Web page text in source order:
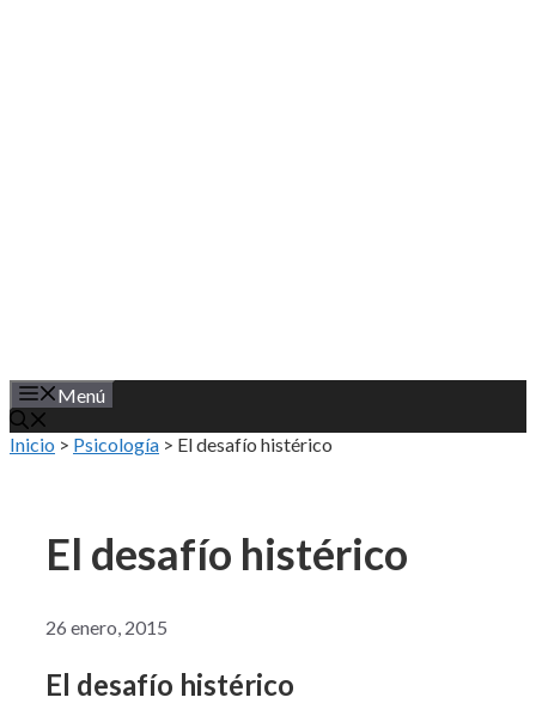
Menú
Inicio > Psicología > El desafío histérico
El desafío histérico
26 enero, 2015
El desafío histérico